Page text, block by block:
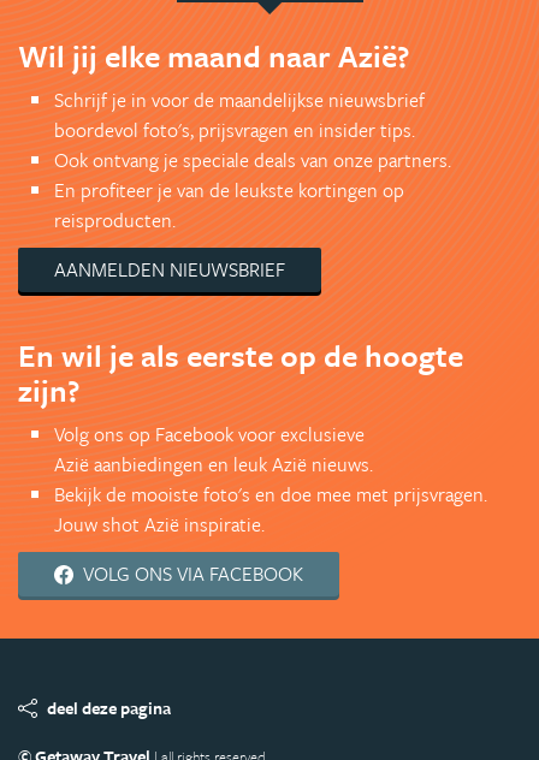
Wil jij elke maand naar Azië?
Schrijf je in voor de maandelijkse nieuwsbrief
boordevol foto's, prijsvragen en insider tips.
Ook ontvang je speciale deals van onze partners.
En profiteer je van de leukste kortingen op
reisproducten.
AANMELDEN NIEUWSBRIEF
En wil je als eerste op de hoogte
zijn?
Volg ons op Facebook voor exclusieve
Azië aanbiedingen en leuk Azië nieuws.
Bekijk de mooiste foto's en doe mee met prijsvragen.
Jouw shot Azië inspiratie.
VOLG ONS VIA FACEBOOK
deel deze pagina